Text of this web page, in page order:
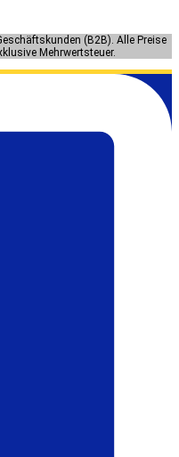
(B2B). Alle Preise
Mehrwertsteuer.